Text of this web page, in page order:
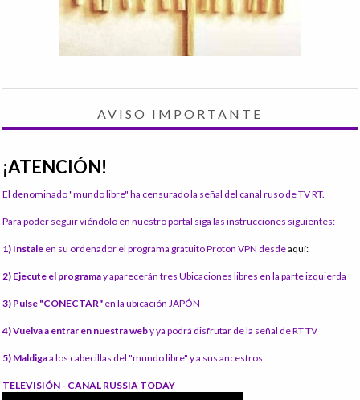
AVISO IMPORTANTE
¡ATENCIÓN!
El denominado "mundo libre" ha censurado la señal del canal ruso de TV RT.
Para poder seguir viéndolo en nuestro portal siga las instrucciones siguientes:
1) Instale en su ordenador el programa gratuito Proton VPN desdeaquí:
2) Ejecute el programay aparecerán tres Ubicaciones libres en la parte izquierda
3) Pulse "CONECTAR" en la ubicación JAPÓN
4) Vuelva a entrar en nuestra weby ya podrá disfrutar de la señal de RT TV
5) Maldigaa los cabecillas del "mundo libre" y a sus ancestros
TELEVISIÓN - CANAL RUSSIA TODAY